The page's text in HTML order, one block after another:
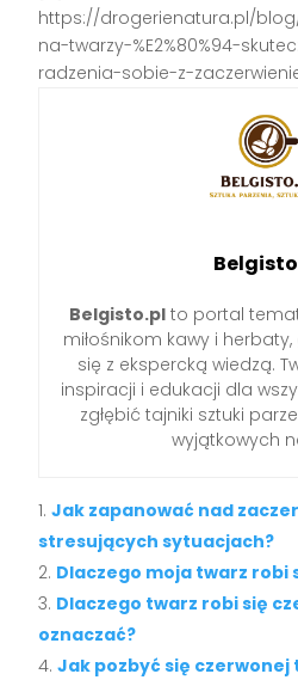
https://drogerienatura.pl/
na-twarzy-%E2%80%94-
radzenia-sobie-z-
Belgisto.pl to portal
miłośnikom kawy i
się z ekspercką wiedzą.
inspiracji i edukacji dla
zgłębić tajniki sztuki
wyjątkowych
Jak zapanować nad
stresujących sytuacjach?
Dlaczego moja twarz robi
Dlaczego twarz robi się
oznaczać?
Jak pozbyć się czerwonej